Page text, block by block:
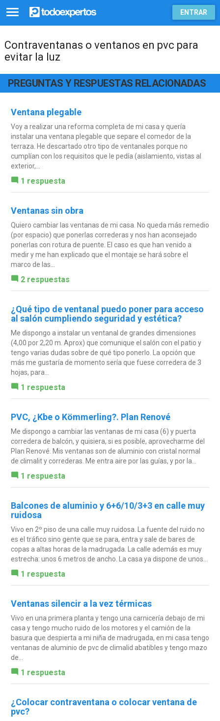
ENTRAR
Contraventanas o ventanos en pvc para
evitar la luz
PREGUNTAS Y RESPUESTAS RELACIONADAS
Ventana plegable
Voy a realizar una reforma completa de mi casa y quería
instalar una ventana plegable que separe el comedor de la
terraza. He descartado otro tipo de ventanales porque no
cumplían con los requisitos que le pedía (aislamiento, vistas al
exterior,...
1 respuesta
Ventanas sin obra
Quiero cambiar las ventanas de mi casa. No queda más remedio
(por espacio) que ponerlas correderas y nos han aconsejado
ponerlas con rotura de puente. El caso es que han venido a
medir y me han explicado que el montaje se hará sobre el
marco de las...
2 respuestas
¿Qué tipo de ventanal puedo poner para acceso
al salón cumpliendo seguridad y estética?
Me dispongo a instalar un ventanal de grandes dimensiones
(4,00 por 2,20 m. Aprox) que comunique el salón con el patio y
tengo varias dudas sobre de qué tipo ponerlo. La opción que
más me gustaría de momento sería que fuese corredera de 3
hojas, para...
1 respuesta
PVC, ¿Kbe o Kömmerling?. Plan Renové
Me dispongo a cambiar las ventanas de mi casa (6) y puerta
corredera de balcón, y quisiera, si es posible, aprovecharme del
Plan Renové. Mis ventanas son de aluminio con cristal normal
de climalit y correderas. Me entra aire por las guías, y por la...
1 respuesta
Balcones de aluminio y 6+6/10/3+3 en calle muy
ruidosa
Vivo en 2º piso de una calle muy ruidosa. La fuente del ruido no
es el tráfico sino gente que se para, entra y sale de bares de
copas a altas horas de la madrugada. La calle además es muy
estrecha: unos 6 metros de ancho. La casa ya dispone de unos...
1 respuesta
Ventanas silencir a la vez térmicas
Vivo en una primera planta y tengo una carnicería debajo de mi
casa y tengo mucho ruido de los motores y el camión de la
basura que despierta a mi niña de madrugada, en mi casa tengo
ventanas de aluminio de pvc de climalid abatibles y tengo mazo
de...
1 respuesta
¿Colocar contraventana o colocar ventana de
pvc?